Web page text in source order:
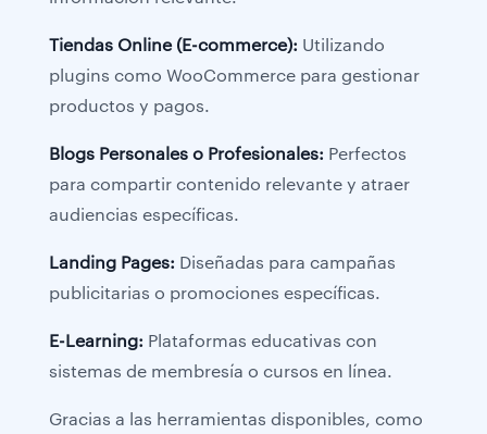
Tiendas Online (E-commerce): Utilizando
plugins como WooCommerce para gestionar
productos y pagos.
Blogs Personales o Profesionales: Perfectos
para compartir contenido relevante y atraer
audiencias específicas.
Landing Pages: Diseñadas para campañas
publicitarias o promociones específicas.
E-Learning: Plataformas educativas con
sistemas de membresía o cursos en línea.
Gracias a las herramientas disponibles, como